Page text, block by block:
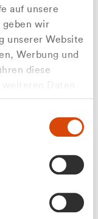
auf unsere
geben wir
unserer Website
Werbung und
diese